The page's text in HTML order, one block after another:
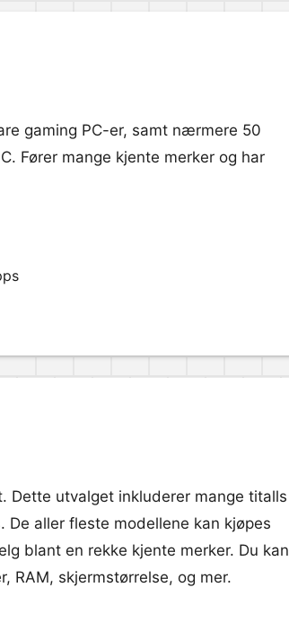
gaming PC-er, samt nærmere 50
Fører mange kjente merker og har
utvalget inkluderer mange titalls
De aller fleste modellene kan kjøpes
blant en rekke kjente merker. Du kan
RAM, skjermstørrelse, og mer.